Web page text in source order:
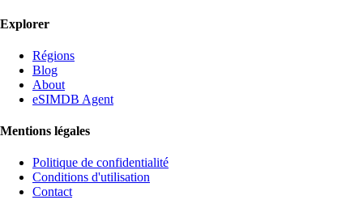
Explorer
Régions
Blog
About
eSIMDB Agent
Mentions légales
Politique de confidentialité
Conditions d'utilisation
Contact